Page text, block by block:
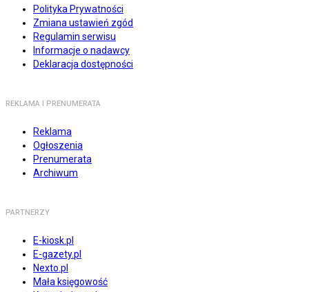
Polityka Prywatności
Zmiana ustawień zgód
Regulamin serwisu
Informacje o nadawcy
Deklaracja dostępności
REKLAMA I PRENUMERATA
Reklama
Ogłoszenia
Prenumerata
Archiwum
PARTNERZY
E-kiosk.pl
E-gazety.pl
Nexto.pl
Mała księgowość